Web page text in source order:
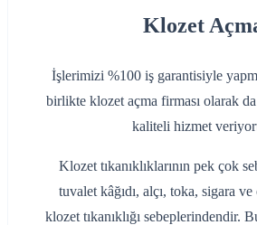
Klozet
İşlerimizi %100 iş garantisiyle
birlikte klozet açma firması olarak
kaliteli hizmet
Klozet tıkanıklıklarının pek çok
tuvalet kâğıdı, alçı, toka, sigara
klozet tıkanıklığı sebeplerindendir.